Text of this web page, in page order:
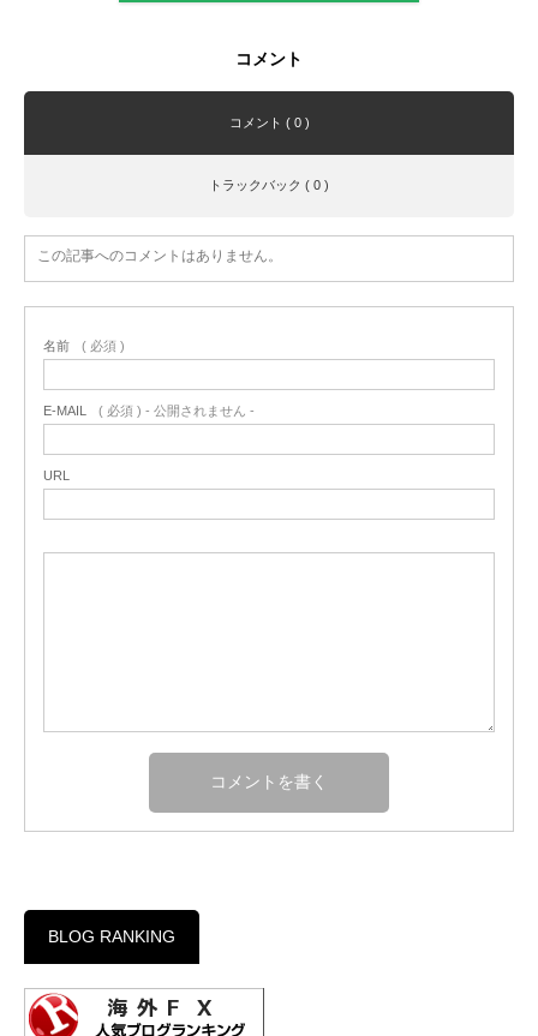
コメント
コメント ( 0 )
トラックバック ( 0 )
この記事へのコメントはありません。
名前 ( 必須 )
E-MAIL ( 必須 ) - 公開されません -
URL
BLOG RANKING